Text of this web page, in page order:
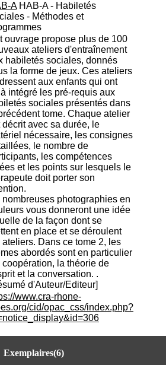
A HAB-A - Habiletés
- Méthodes et
ouvrage propose plus de 100
ateliers d'entraînement
habiletés sociales, donnés
la forme de jeux. Ces ateliers
aux enfants qui ont
intégré les pré-requis aux
sociales présentés dans
tome. Chaque atelier
décrit avec sa durée, le
nécessaire, les consignes
le nombre de
les compétences
et les points sur lesquels le
doit porter son
nombreuses photographies en
vous donneront une idée
de la façon dont se
en place et se déroulent
ateliers. Dans ce tome 2, les
abordés sont en particulier
coopération, la théorie de
et la conversation. .
d'Auteur/Editeur]
www.cra-rhone-
cid/opac_css/index.php?
Exemplaires(6)